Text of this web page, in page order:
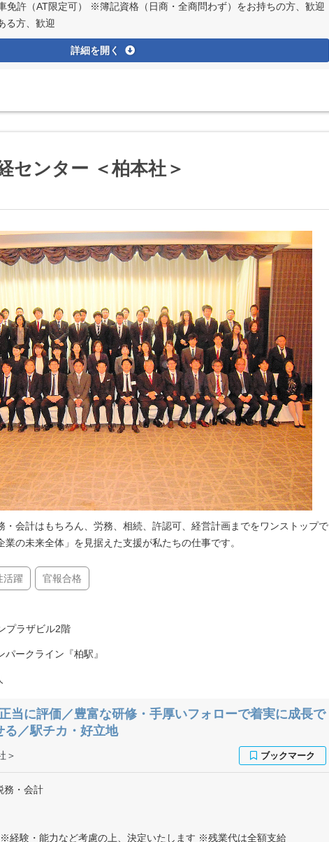
免許（AT限定可） ※簿記資格（日商・全商問わず）をお持ちの方、歓迎
る方、歓迎
詳細を開く
センター ＜柏本社＞
・会計はもちろん、労務、相続、許認可、経営計画までをワンストップで
の未来全体」を見据えた支援が私たちの仕事です。
活躍 官報合格
プラザビル2階
ークライン『柏駅』
当に評価／豊富な研修・手厚いフォローで着実に成長で
る／駅チカ・好立地
＞
務・会計
経験・能力など考慮の上、決定いたします ※残業代は全額支給